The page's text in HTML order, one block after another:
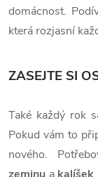
domácnost.
která rozjasní
ZASEJTE SI
Také každý rok
Pokud vám to
nového.